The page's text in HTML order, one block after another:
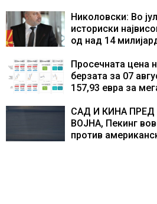
центри за
Николовски: Во
историски
од над 14
резултати
Просечната цена
берзата за 07
157,93 евра за
САД И КИНА ПРЕД
ВОЈНА, Пекинг
против